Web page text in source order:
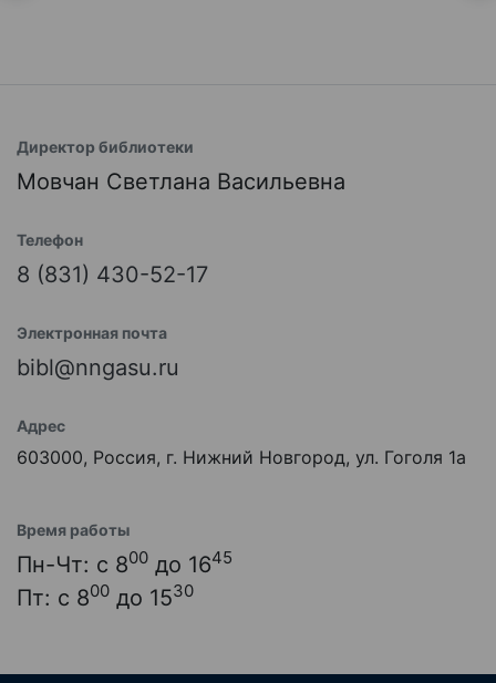
Директор библиотеки
Мовчан Светлана Васильевна
Телефон
8 (831) 430-52-17
Электронная почта
bibl@nngasu.ru
Адрес
603000, Россия, г. Нижний Новгород, ул. Гоголя 1а
Время работы
Пн-Чт: с 800 до 1645
Пт: с 800 до 1530